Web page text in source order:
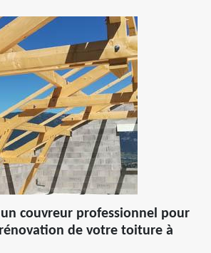
couvreur professionnel pour
de votre toiture à